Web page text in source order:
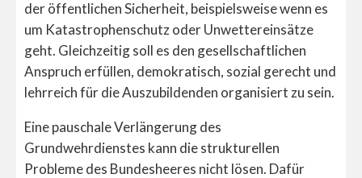
der öffentlichen Sicherheit, beispielsweise wenn es
um Katastrophenschutz oder Unwettereinsätze
geht. Gleichzeitig soll es den gesellschaftlichen
Anspruch erfüllen, demokratisch, sozial gerecht und
lehrreich für die Auszubildenden organisiert zu sein.
Eine pauschale Verlängerung des
Grundwehrdienstes kann die strukturellen
Probleme des Bundesheeres nicht lösen. Dafür